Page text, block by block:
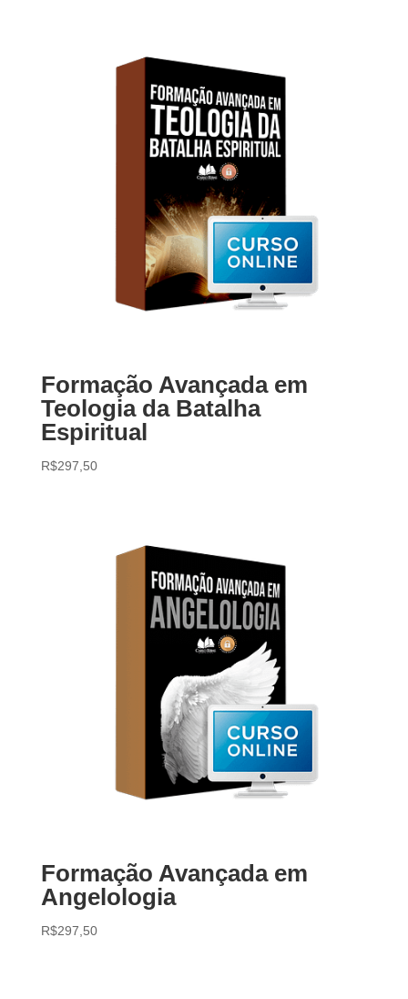
Formação Avançada em
Teologia da Batalha
Espiritual
R$297,50
Formação Avançada em
Angelologia
R$297,50